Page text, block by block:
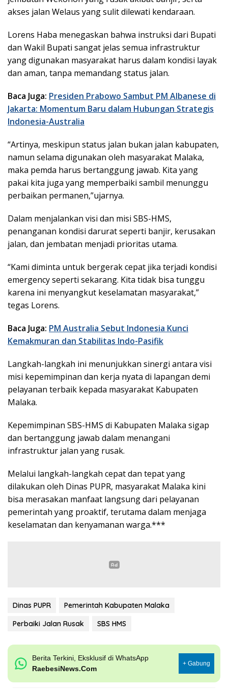
akses jalan Welaus yang sulit dilewati kendaraan.
Lorens Haba menegaskan bahwa instruksi dari Bupati
dan Wakil Bupati sangat jelas semua infrastruktur
yang digunakan masyarakat harus dalam kondisi layak
dan aman, tanpa memandang status jalan.
Baca Juga: Presiden Prabowo Sambut PM Albanese di
Jakarta: Momentum Baru dalam Hubungan Strategis
Indonesia-Australia
“Artinya, meskipun status jalan bukan jalan kabupaten,
namun selama digunakan oleh masyarakat Malaka,
maka pemda harus bertanggung jawab. Kita yang
pakai kita juga yang memperbaiki sambil menunggu
perbaikan permanen,”ujarnya.
Dalam menjalankan visi dan misi SBS-HMS,
penanganan kondisi darurat seperti banjir, kerusakan
jalan, dan jembatan menjadi prioritas utama.
“Kami diminta untuk bergerak cepat jika terjadi kondisi
emergency seperti sekarang. Kita tidak bisa tunggu
karena ini menyangkut keselamatan masyarakat,”
tegas Lorens.
Baca Juga: PM Australia Sebut Indonesia Kunci
Kemakmuran dan Stabilitas Indo-Pasifik
Langkah-langkah ini menunjukkan sinergi antara visi
misi kepemimpinan dan kerja nyata di lapangan demi
pelayanan terbaik kepada masyarakat Kabupaten
Malaka.
Kepemimpinan SBS-HMS di Kabupaten Malaka sigap
dan bertanggung jawab dalam menangani
infrastruktur jalan yang rusak.
Melalui langkah-langkah cepat dan tepat yang
dilakukan oleh Dinas PUPR, masyarakat Malaka kini
bisa merasakan manfaat langsung dari pelayanan
pemerintah yang proaktif, terutama dalam menjaga
keselamatan dan kenyamanan warga.***
Dinas PUPR
Pemerintah Kabupaten Malaka
Perbaiki Jalan Rusak
SBS HMS
Berita Terkini, Eksklusif di WhatsApp
RaebesiNews.Com
+ Gabung